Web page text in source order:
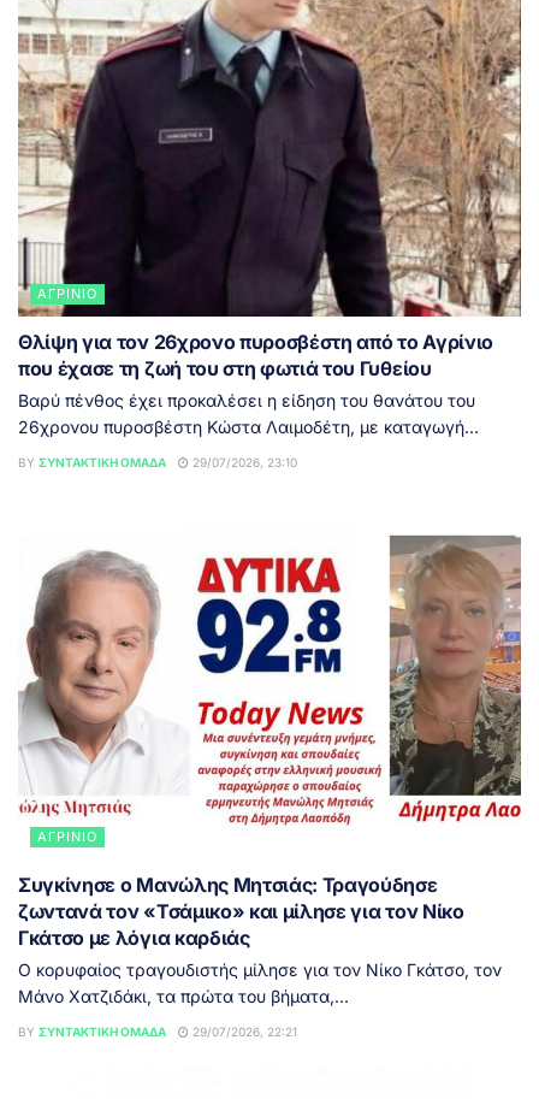
ΑΓΡΊΝΙΟ
Θλίψη για τον 26χρονο πυροσβέστη από το Αγρίνιο
που έχασε τη ζωή του στη φωτιά του Γυθείου
Βαρύ πένθος έχει προκαλέσει η είδηση του θανάτου του
26χρονου πυροσβέστη Κώστα Λαιμοδέτη, με καταγωγή...
BY ΣΥΝΤΑΚΤΙΚΉ ΟΜΆΔΑ 29/07/2026, 23:10
ΑΓΡΊΝΙΟ
Συγκίνησε ο Μανώλης Μητσιάς: Τραγούδησε
ζωντανά τον «Τσάμικο» και μίλησε για τον Νίκο
Γκάτσο με λόγια καρδιάς
Ο κορυφαίος τραγουδιστής μίλησε για τον Νίκο Γκάτσο, τον
Μάνο Χατζιδάκι, τα πρώτα του βήματα,...
BY ΣΥΝΤΑΚΤΙΚΉ ΟΜΆΔΑ 29/07/2026, 22:21